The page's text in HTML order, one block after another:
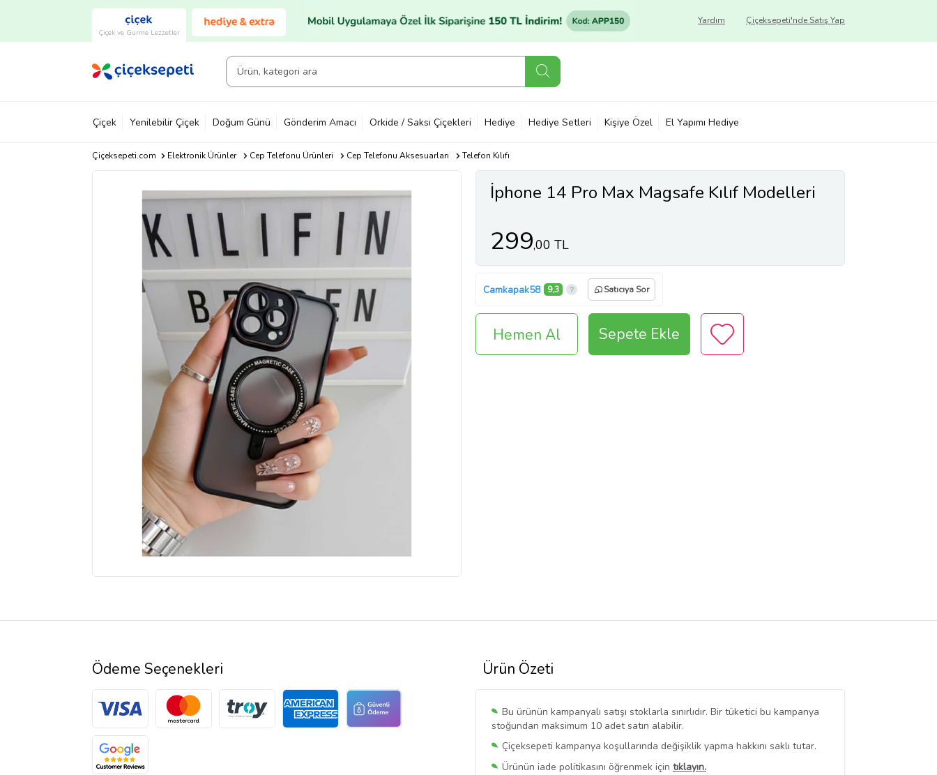
Çiçek ve Gurme Lezzetler
Çiçeksepeti'nde Satış Yap
Yardım
Çiçek Yenilebilir Çiçek Doğum Günü Gönderim Amacı Orkide / Saksı Çiçekleri Hediye Hediye Setleri Kişiye Özel El Yapımı Hediye
Çiçeksepeti.com Elektronik Ürünler Cep Telefonu Ürünleri Cep Telefonu Aksesuarları Telefon Kılıfı
İphone 14 Pro Max Magsafe Kılıf Modelleri
299,00 TL
Camkapak58 9,3 Satıcıya Sor
Hemen Al Sepete Ekle
Ürün Özeti
Bu ürünün kampanyalı satışı stoklarla sınırlıdır. Bir tüketici bu kampanya
stoğundan maksimum 10 adet satın alabilir.
Çiçeksepeti kampanya koşullarında değişiklik yapma hakkını saklı tutar.
Ürünün iade politikasını öğrenmek için tıklayın.
Ödeme Seçenekleri